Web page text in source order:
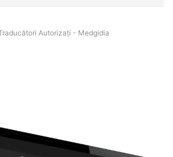
Autorizați - Medgidia